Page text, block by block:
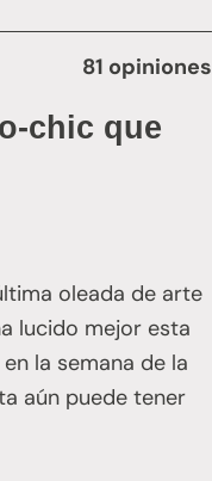
81 opiniones
chic que
oleada de arte
lucido mejor esta
la semana de la
aún puede tener